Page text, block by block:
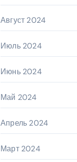
Август 2024
Июль 2024
Июнь 2024
Май 2024
Апрель 2024
Март 2024